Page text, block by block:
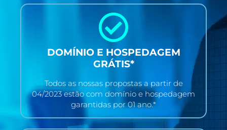
DOMÍNIO E HOSPEDAGEM
GRÁTIS*
Todos as nossas propostas a partir de
04/2023 estão com domínio e hospedagem
garantidas por 01 ano.*